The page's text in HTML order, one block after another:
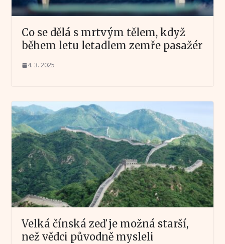
Co se dělá s mrtvým tělem, když
během letu letadlem zemře pasažér
4. 3. 2025
Velká čínská zeď je možná starší,
než vědci původně mysleli